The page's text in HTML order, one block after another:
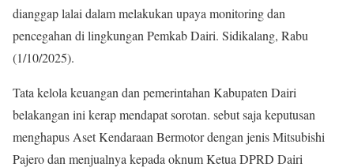
dianggap lalai dalam melakukan upaya monitoring dan
pencegahan di lingkungan Pemkab Dairi. Sidikalang, Rabu
(1/10/2025).
Tata kelola keuangan dan pemerintahan Kabupaten Dairi
belakangan ini kerap mendapat sorotan. sebut saja keputusan
menghapus Aset Kendaraan Bermotor dengan jenis Mitsubishi
Pajero dan menjualnya kepada oknum Ketua DPRD Dairi